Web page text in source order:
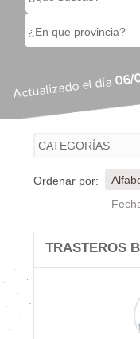
Actualizado el día06/
Ordenar por:
TRASTEROS